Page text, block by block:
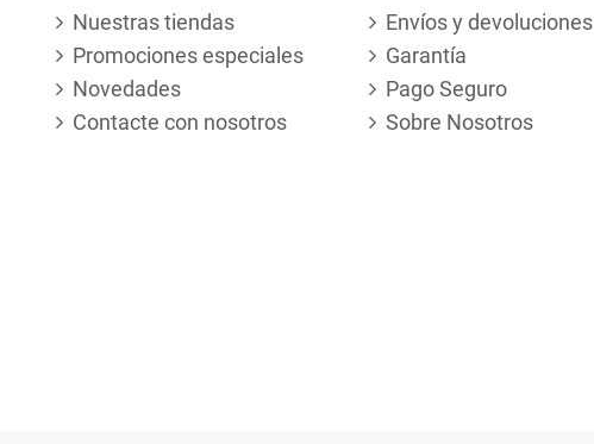
Nuestras tiendas
Promociones especiales
Novedades
Contacte con nosotros
Envíos y devoluciones
Garantía
Pago Seguro
Sobre Nosotros